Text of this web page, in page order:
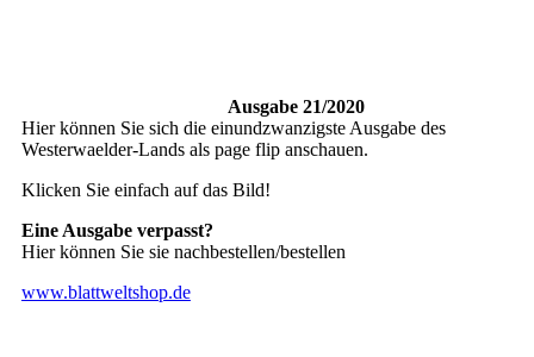
Ausgabe 21/2020
Hier können Sie sich die einundzwanzigste Ausgabe des
Westerwaelder-Lands als page flip anschauen.
Klicken Sie einfach auf das Bild!
Eine Ausgabe verpasst?
Hier können Sie sie nachbestellen/bestellen
www.blattweltshop.de